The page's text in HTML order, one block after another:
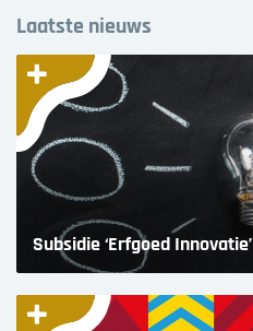
Laatste nieuws
Subsidie ‘Erfgoed Innovatie’